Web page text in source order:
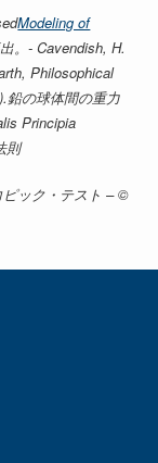
Modeling of
。- Cavendish, H.
, Philosophical
鉛の球体間の重力
Principia
則
ック・テスト – ©